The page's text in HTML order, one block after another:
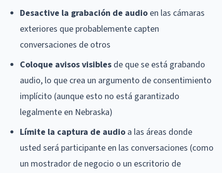
Desactive la grabación de audio en las cámaras
exteriores que probablemente capten
conversaciones de otros
Coloque avisos visibles de que se está grabando
audio, lo que crea un argumento de consentimiento
implícito (aunque esto no está garantizado
legalmente en Nebraska)
Límite la captura de audio a las áreas donde
usted será participante en las conversaciones (como
un mostrador de negocio o un escritorio de